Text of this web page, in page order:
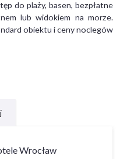
do plaży, basen, bezpłatne
lub widokiem na morze.
obiektu i ceny noclegów
Wrocław